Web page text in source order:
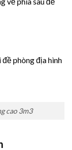
phòng địa hình
cao 3m3